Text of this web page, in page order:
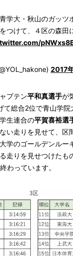
学大・秋山のガッツ
つけて、４区の森田
2017
プテン平和真選手が
て総合2位で青山学院
生連合の平賀喜裕選
い走りを見せて、区
学のゴールデンルー
走りを見せつけたも
わっています。